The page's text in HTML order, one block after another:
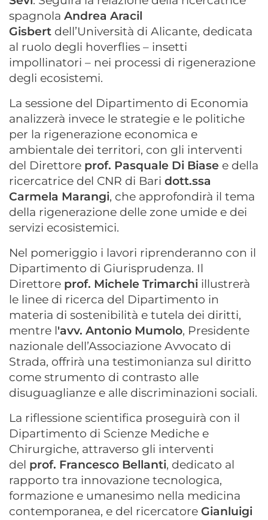
spagnola Andrea Aracil
Gisbert dell’Università di Alicante, dedicata
al ruolo degli hoverflies – insetti
impollinatori – nei processi di rigenerazione
degli ecosistemi.
La sessione del Dipartimento di Economia
analizzerà invece le strategie e le politiche
per la rigenerazione economica e
ambientale dei territori, con gli interventi
del Direttore prof. Pasquale Di Biase e della
ricercatrice del CNR di Bari dott.ssa
Carmela Marangi, che approfondirà il tema
della rigenerazione delle zone umide e dei
servizi ecosistemici.
Nel pomeriggio i lavori riprenderanno con il
Dipartimento di Giurisprudenza. Il
Direttore prof. Michele Trimarchi illustrerà
le linee di ricerca del Dipartimento in
materia di sostenibilità e tutela dei diritti,
mentre l'avv. Antonio Mumolo, Presidente
nazionale dell’Associazione Avvocato di
Strada, offrirà una testimonianza sul diritto
come strumento di contrasto alle
disuguaglianze e alle discriminazioni sociali.
La riflessione scientifica proseguirà con il
Dipartimento di Scienze Mediche e
Chirurgiche, attraverso gli interventi
del prof. Francesco Bellanti, dedicato al
rapporto tra innovazione tecnologica,
formazione e umanesimo nella medicina
contemporanea, e del ricercatore Gianluigi